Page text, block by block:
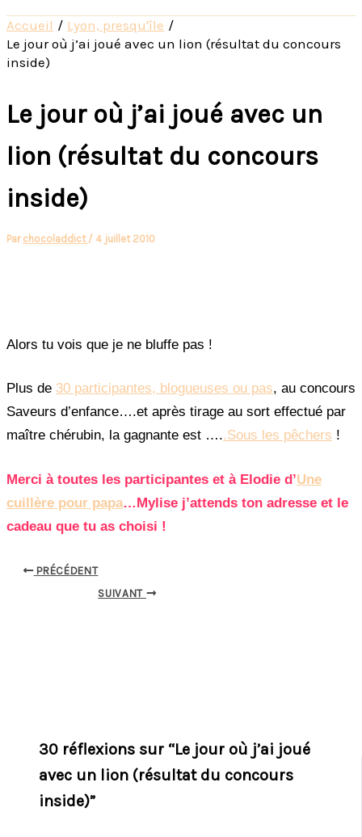
Accueil
Lyon, presqu'île
Le jour où j’ai joué avec un lion (résultat du concours
inside)
Le jour où j’ai joué avec un
lion (résultat du concours
inside)
Par chocoladdict / 4 juillet 2010
Alors tu vois que je ne bluffe pas !
Plus de 30 participantes, blogueuses ou pas, au concours
Saveurs d’enfance….et après tirage au sort effectué par
maître chérubin, la gagnante est …..Sous les pêchers !
Merci à toutes les participantes et à Elodie d’Une
cuillère pour papa…Mylise j’attends ton adresse et le
cadeau que tu as choisi !
PRÉCÉDENT
SUIVANT
30 réflexions sur “Le jour où j’ai joué
avec un lion (résultat du concours
inside)”